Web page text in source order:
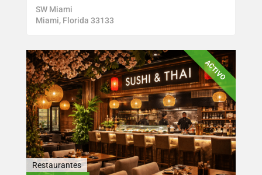
SW Miami
Miami, Florida 33133
ACTIVO
Restaurantes